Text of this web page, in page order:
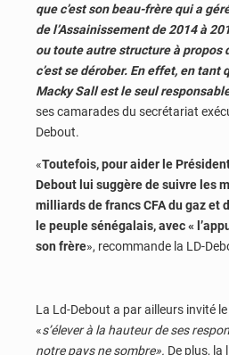
que c’est son beau-frère qui a
de l’Assainissement de 2014 à
ou toute autre structure à propos
c’est se dérober. En effet, en tant
Macky Sall est le seul
ses camarades du secrétariat
Debout.
«Toutefois, pour aider le
Debout lui suggère de suivre les
milliards de francs CFA du gaz et
le peuple sénégalais, avec «
son frère», recommande la LD-
La Ld-Debout a par ailleurs invité
«s’élever à la hauteur de ses
notre pays ne sombre». De plus, la